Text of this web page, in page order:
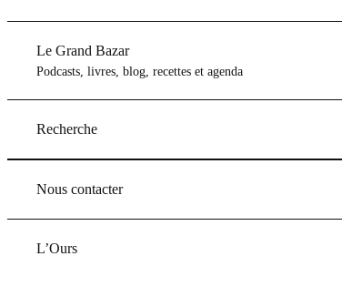
Le Grand Bazar
Podcasts, livres, blog, recettes et agenda
Recherche
Nous contacter
L’Ours